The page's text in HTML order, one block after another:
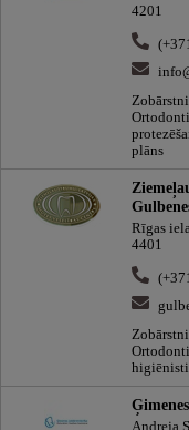
4201
plāns
Rīgas
4401
Andreja